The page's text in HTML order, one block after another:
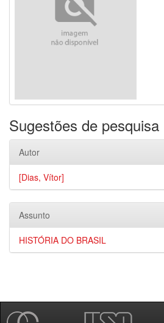
Sugestões de pesquisa
Autor
[Dias, Vítor]
Assunto
HISTÓRIA DO BRASIL